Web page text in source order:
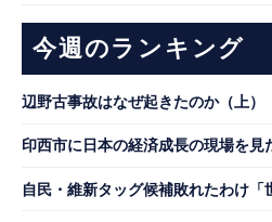
今週のランキング
辺野古事故はなぜ起きたのか（上）
印西市に日本の経済成長の現場を見
自民・維新タッグ候補敗れたわけ「